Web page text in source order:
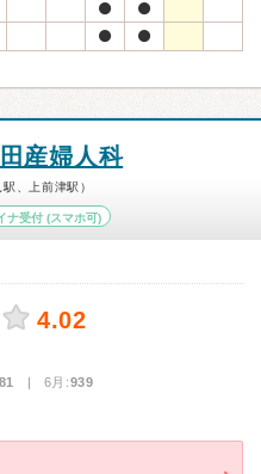
産婦人科
、上前津駅）
ナ受付 (スマホ可)
4.02
| 6月:939